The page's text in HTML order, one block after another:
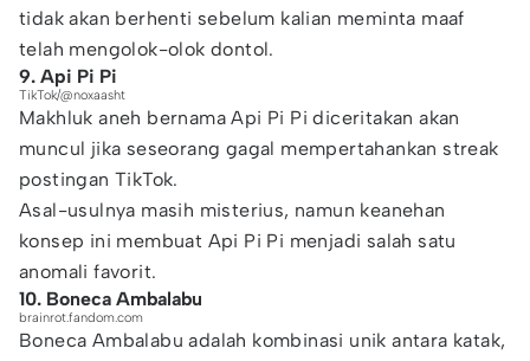
tidak akan berhenti sebelum kalian meminta maaf
telah mengolok-olok dontol.
9. Api Pi Pi
TikTok/@noxaasht
Makhluk aneh bernama Api Pi Pi diceritakan akan
muncul jika seseorang gagal mempertahankan streak
postingan TikTok.
Asal-usulnya masih misterius, namun keanehan
konsep ini membuat Api Pi Pi menjadi salah satu
anomali favorit.
10. Boneca Ambalabu
brainrot.fandom.com
Boneca Ambalabu adalah kombinasi unik antara katak,